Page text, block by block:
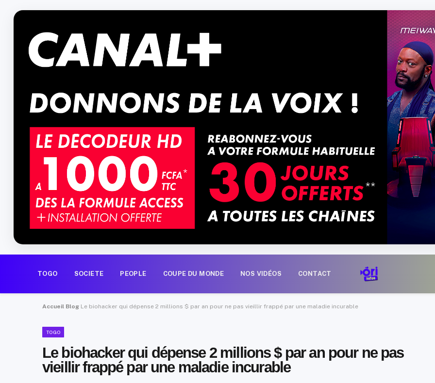
TOGO SOCIETE PEOPLE COUPE DU MONDE NOS VIDÉOS CONTACT
Accueil Blog Le biohacker qui dépense 2 millions $ par an pour ne pas vieillir frappé par une maladie incurable
TOGO
Le biohacker qui dépense 2 millions $ par an pour ne pas
vieillir frappé par une maladie incurable